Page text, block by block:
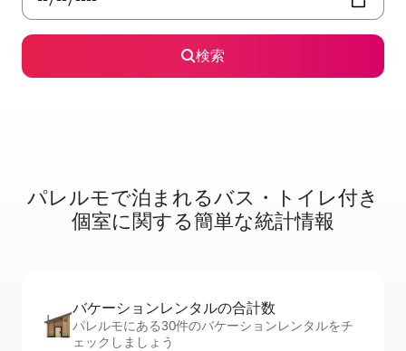
検索
パレルモで泊⁠ま⁠れ⁠るバ⁠ス⁠・⁠ト⁠イ⁠レ⁠付⁠き
個⁠室⁠に関⁠す⁠る簡⁠単⁠な統⁠計⁠情⁠報
バケーションレ⁠ン⁠タ⁠ル⁠の合⁠計⁠数
パレルモにある30件のバケーションレンタルをチ
ェックしましょう